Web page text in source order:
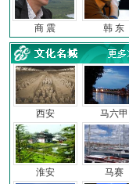
商 震 韩 东
西安
淮安
马六甲
马赛